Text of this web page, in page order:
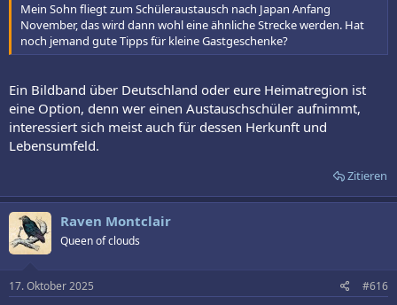
Mein Sohn fliegt zum Schüleraustausch nach Japan Anfang
November, das wird dann wohl eine ähnliche Strecke werden. Hat
noch jemand gute Tipps für kleine Gastgeschenke?
Ein Bildband über Deutschland oder eure Heimatregion ist
eine Option, denn wer einen Austauschschüler aufnimmt,
interessiert sich meist auch für dessen Herkunft und
Lebensumfeld.
Zitieren
Raven Montclair
Queen of clouds
17. Oktober 2025 #616